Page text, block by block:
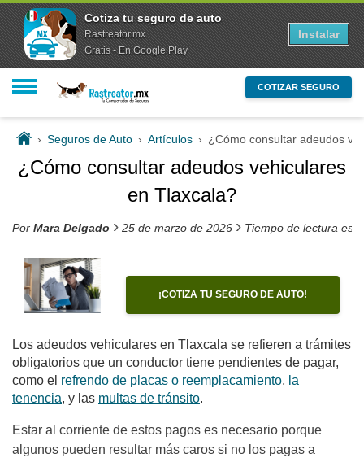
COTIZAR SEGURO
› Seguros de Auto › Artículos › ¿Cómo consultar adeudos
¿Cómo consultar adeudos vehiculares
en Tlaxcala?
Por Mara Delgado › 25 de marzo de 2026 › Tiempo de lectura
¡COTIZA TU SEGURO DE AUTO!
Los adeudos vehiculares en Tlaxcala se refieren a trámites
obligatorios que un conductor tiene pendientes de pagar,
como el refrendo de placas o reemplacamiento, la
tenencia, y las multas de tránsito.
Estar al corriente de estos pagos es necesario porque
algunos pueden resultar más caros si no los pagas a
Cotiza tu seguro de auto
Rastreator.mx
Gratis - En Google Play
Instalar